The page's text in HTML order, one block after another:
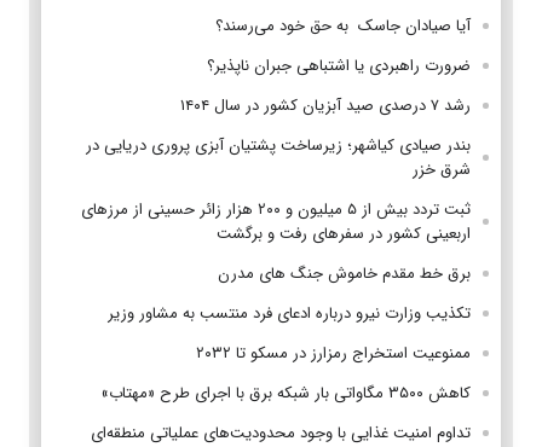
آیا صیادان جاسک به حق خود می‌رسند؟
ضرورت راهبردی یا اشتباهی جبران ناپذیر؟
رشد ۷ درصدی صید آبزیان کشور در سال ۱۴۰۴
بندر صیادی کیاشهر؛ زیرساخت پشتیان آبزی پروری دریایی در
شرق خزر
ثبت تردد بیش از ۵ میلیون و ۲۰۰ هزار زائر حسینی از مرزهای
اربعینی کشور در سفرهای رفت و برگشت
برق خط مقدم خاموش جنگ های مدرن
تکذیب وزارت نیرو درباره ادعای فرد منتسب به مشاور وزیر
ممنوعیت استخراج رمزارز در مسکو تا ۲۰۳۲
کاهش ۳۵۰۰ مگاواتی بار شبکه برق با اجرای طرح «مهتاب»
تداوم امنیت غذایی با وجود محدودیت‌های عملیاتی منطقه‌ای